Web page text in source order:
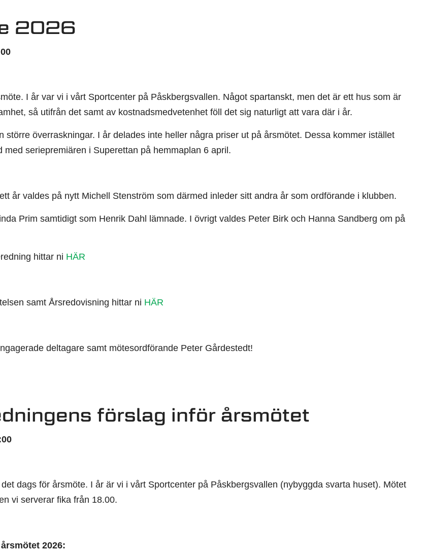
2026
I år var vi i vårt Sportcenter på Påskbergsvallen. Något spartanskt, men det är ett hus som är
så utifrån det samt av kostnadsmedvetenhet föll det sig naturligt att vara där i år.
större överraskningar. I år delades inte heller några priser ut på årsmötet. Dessa kommer istället
med seriepremiären i Superettan på hemmaplan 6 april.
år valdes på nytt Michell Stenström som därmed inleder sitt andra år som ordförande i klubben.
Prim samtidigt som Henrik Dahl lämnade. I övrigt valdes Peter Birk och Hanna Sandberg om på
hittar ni HÄR
samt Årsredovisning hittar ni HÄR
deltagare samt mötesordförande Peter Gårdestedt!
förslag inför årsmötet
dags för årsmöte. I år är vi i vårt Sportcenter på Påskbergsvallen (nybyggda svarta huset). Mötet
vi serverar fika från 18.00.
2026: